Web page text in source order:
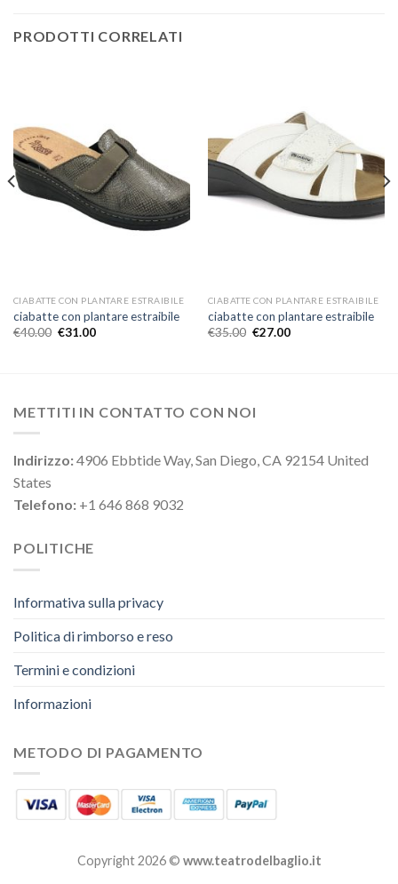
PRODOTTI CORRELATI
CIABATTE CON PLANTARE ESTRAIBILE
ciabatte con plantare estraibile
€40.00 €31.00
CIABATTE CON PLANTARE ESTRAIBILE
ciabatte con plantare estraibile
€35.00 €27.00
METTITI IN CONTATTO CON NOI
Indirizzo:4906 Ebbtide Way, San Diego, CA 92154 United
States
Telefono: +1 646 868 9032
POLITICHE
Informativa sulla privacy
Politica di rimborso e reso
Termini e condizioni
Informazioni
METODO DI PAGAMENTO
Copyright 2026 © www.teatrodelbaglio.it